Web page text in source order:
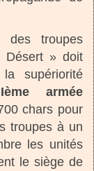
des troupes
Désert » doit
supériorité
armée
chars pour
troupes à un
les unités
le siège de